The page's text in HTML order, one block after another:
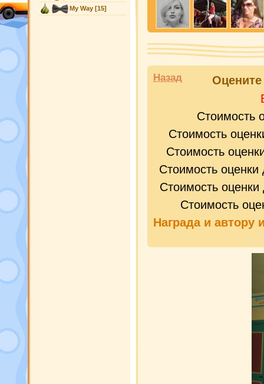
My Way[15]
Назад
Стоимость
Стоимость
Стоимость
Стоимость
Стоимость
Стоимость
Награда и автору